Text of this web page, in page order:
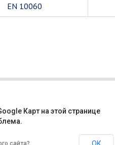
EN 10060
Карт на этой странице
сайта? ОК